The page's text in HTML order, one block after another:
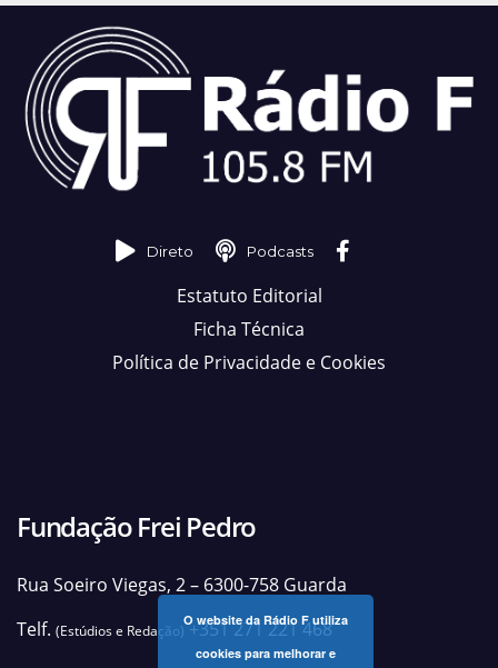
Direto Podcasts
Estatuto Editorial
Ficha Técnica
Política de Privacidade e Cookies
Fundação Frei Pedro
Rua Soeiro Viegas, 2 – 6300-758 Guarda
Telf. (Estúdios e Redação)+351 271 221 468
O website da Rádio F utiliza
cookies para melhorar e